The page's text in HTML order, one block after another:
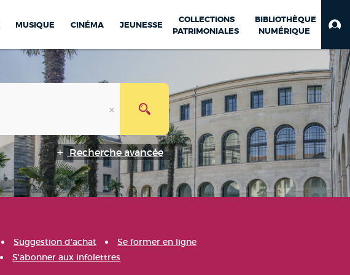
MUSIQUE CINÉMA JEUNESSE
COLLECTIONS
PATRIMONIALES
BIBLIOTHÈQUE
NUMÉRIQUE
Recherche avancée
Suggestion d'achat
Se former en ligne
S'abonner aux infolettres